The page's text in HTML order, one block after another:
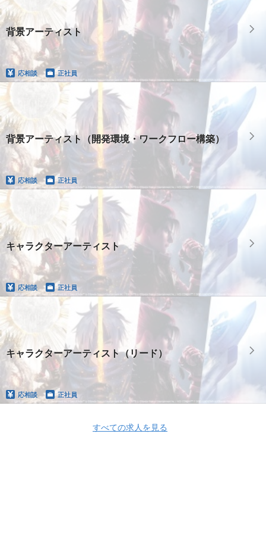
背景アーティスト
応相談 正社員
背景アーティスト（開発環境・ワークフロー構築）
応相談 正社員
キャラクターアーティスト
応相談 正社員
キャラクターアーティスト（リード）
応相談 正社員
すべての求人を見る